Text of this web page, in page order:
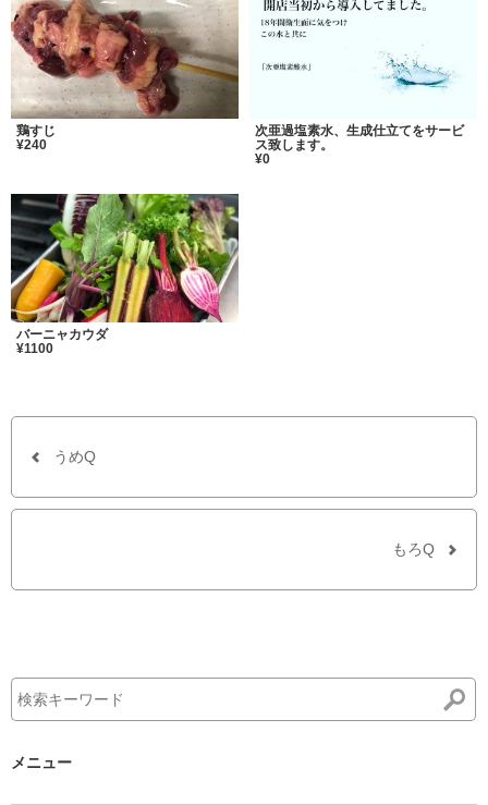
鶏すじ
¥240
次亜過塩素水、生成仕立てをサービ
ス致します。
¥0
バーニャカウダ
¥1100
うめQ
もろQ
メニュー